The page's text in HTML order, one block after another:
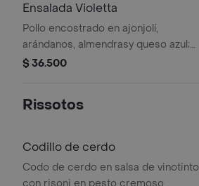
Ensalada Violetta
Pollo encostrado en ajonjolí,
arándanos, almendrasy queso azul;
sobre lechuga cogollo europeo en
$ 36.500
Rissotos
Codillo de cerdo
Codo de cerdo en salsa de vinotinto